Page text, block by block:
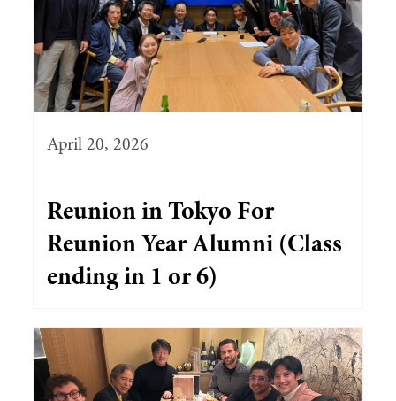
April 20, 2026
Reunion in Tokyo For
Reunion Year Alumni (Class
ending in 1 or 6)